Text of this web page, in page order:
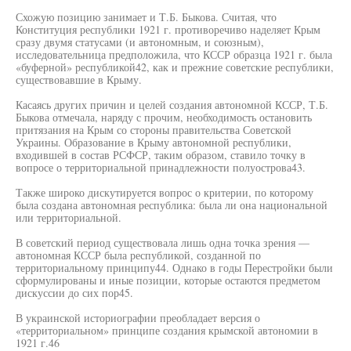
Схожую позицию занимает и Т.Б. Быкова. Считая, что
Конституция республики 1921 г. противоречиво наделяет Крым
сразу двумя статусами (и автономным, и союзным),
исследовательница предположила, что КССР образца 1921 г. была
«буферной» республикой42, как и прежние советские республики,
существовавшие в Крыму.
Касаясь других причин и целей создания автономной КССР, Т.Б.
Быкова отмечала, наряду с прочим, необходимость остановить
притязания на Крым со стороны правительства Советской
Украины. Образование в Крыму автономной республики,
входившей в состав РСФСР, таким образом, ставило точку в
вопросе о территориальной принадлежности полуострова43.
Также широко дискутируется вопрос о критерии, по которому
была создана автономная республика: была ли она национальной
или территориальной.
В советский период существовала лишь одна точка зрения —
автономная КССР была республикой, созданной по
территориальному принципу44. Однако в годы Перестройки были
сформулированы и иные позиции, которые остаются предметом
дискуссии до сих пор45.
В украинской историографии преобладает версия о
«территориальном» принципе создания крымской автономии в
1921 г.46